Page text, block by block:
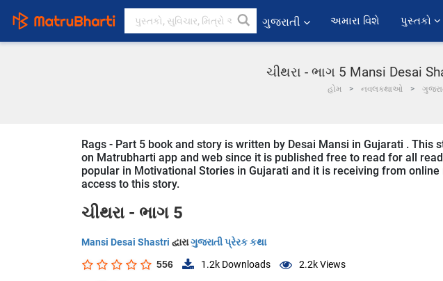
ગુજરાતી અમારા વિશે પુસ્તકો
ચીથરા - ભાગ 5 Mansi Desai
હોમ નવલકથાઓ
Rags - Part 5 book and story is written by Desai Mansi in Gujarati . This
on Matrubharti app and web since it is published free to read for all
popular in Motivational Stories in Gujarati and it is receiving from
access to this story.
ચીથરા - ભાગ 5
Mansi Desai Shastri દ્વારાગુજરાતી પ્રેરક કથા
556 1.2k Downloads 2.2kViews